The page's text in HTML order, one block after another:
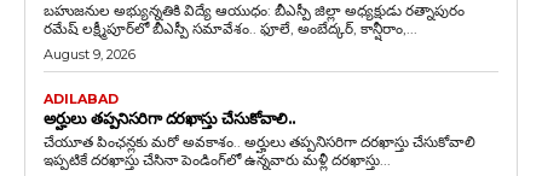
బహుజనుల అభ్యున్నతికి విద్యే ఆయుధం: బీఎస్పీ జిల్లా అధ్యక్షుడు రత్నాపురం
రమేష్ లక్ష్మీపూర్‌లో బీఎస్పీ సమావేశం.. ఫూలే, అంబేద్కర్, కాన్షీరాం,...
August 9, 2026
ADILABAD
అర్హులు తప్పనిసరిగా దరఖాస్తు చేసుకోవాలి..
చేయూత పింఛన్లకు మరో అవకాశం.. అర్హులు తప్పనిసరిగా దరఖాస్తు చేసుకోవాలి
ఇప్పటికే దరఖాస్తు చేసినా పెండింగ్‌లో ఉన్నవారు మళ్లీ దరఖాస్తు...